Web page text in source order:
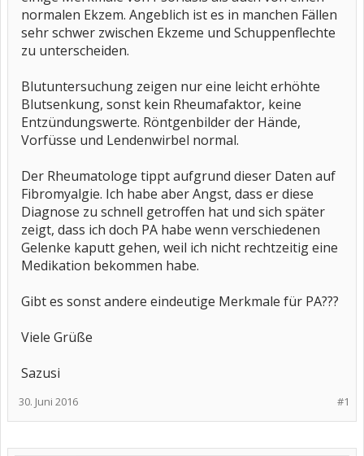
normalen Ekzem. Angeblich ist es in manchen Fällen
sehr schwer zwischen Ekzeme und Schuppenflechte
zu unterscheiden.
Blutuntersuchung zeigen nur eine leicht erhöhte
Blutsenkung, sonst kein Rheumafaktor, keine
Entzündungswerte. Röntgenbilder der Hände,
Vorfüsse und Lendenwirbel normal.
Der Rheumatologe tippt aufgrund dieser Daten auf
Fibromyalgie. Ich habe aber Angst, dass er diese
Diagnose zu schnell getroffen hat und sich später
zeigt, dass ich doch PA habe wenn verschiedenen
Gelenke kaputt gehen, weil ich nicht rechtzeitig eine
Medikation bekommen habe.
Gibt es sonst andere eindeutige Merkmale für PA???
Viele Grüße
Sazusi
#1
30. Juni 2016